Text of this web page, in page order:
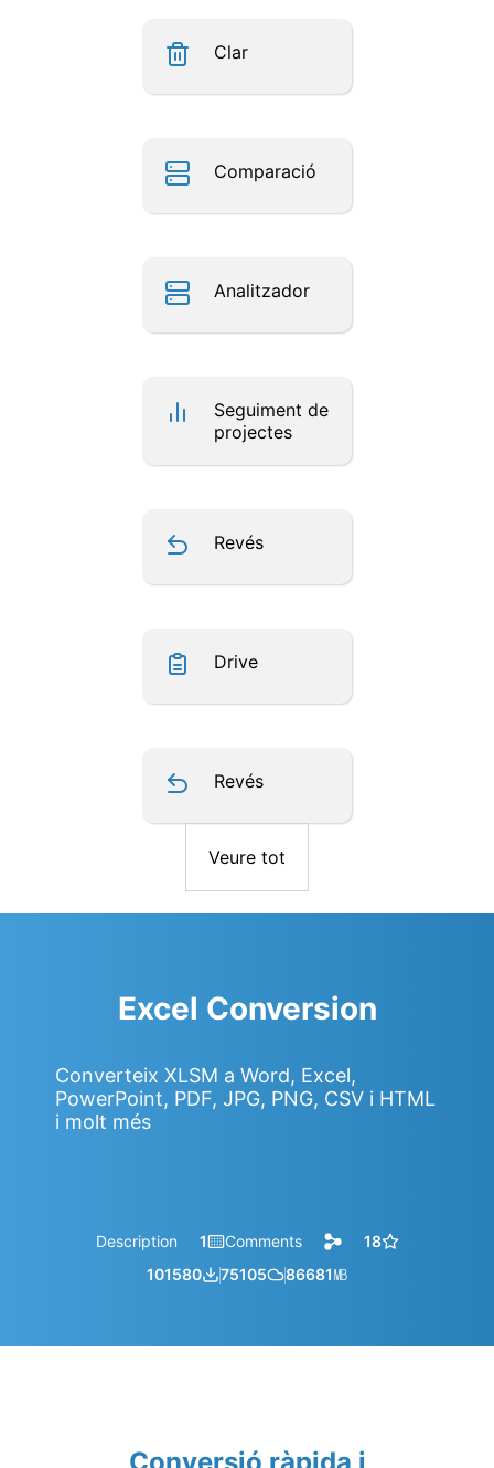
Clar
Comparació
Analitzador
Seguiment de
projectes
Revés
Drive
Revés
Veure tot
Excel Conversion
Converteix XLSM a Word, Excel,
PowerPoint, PDF, JPG, PNG, CSV i HTML
i molt més
Description 1 Comments
18
101580
75105 86681㎆︎